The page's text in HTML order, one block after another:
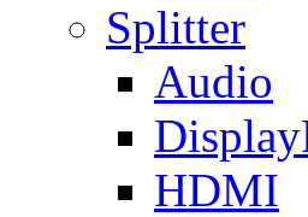
Splitter
Audio
HDMI